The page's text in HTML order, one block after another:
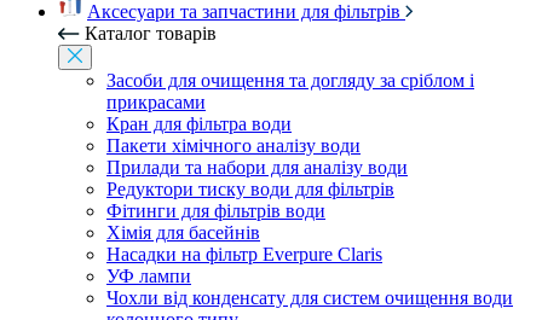
Аксесуари та запчастини для фільтрів
Каталог товарів
Засоби для очищення та догляду за сріблом і
прикрасами
Кран для фільтра води
Пакети хімічного аналізу води
Прилади та набори для аналізу води
Редуктори тиску води для фільтрів
Фітинги для фільтрів води
Хімія для басейнів
Насадки на фільтр Everpure Claris
УФ лампи
Чохли від конденсату для систем очищення води